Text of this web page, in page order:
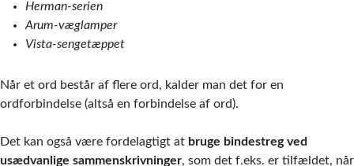
Herman-serien
Arum-væglamper
Vista-sengetæppet
Når et ord består af flere ord, kalder man det for en
ordforbindelse (altså en forbindelse af ord).
Det kan også være fordelagtigt at bruge bindestreg ved
usædvanlige sammenskrivninger, som det f.eks. er tilfældet, når